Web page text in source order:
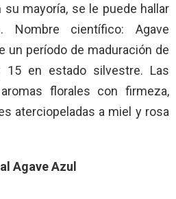
mayoría, se le puede hallar
Nombre científico: Agave
un período de maduración de
15 en estado silvestre. Las
florales con firmeza,
aterciopeladas a miel y rosa
Agave Azul